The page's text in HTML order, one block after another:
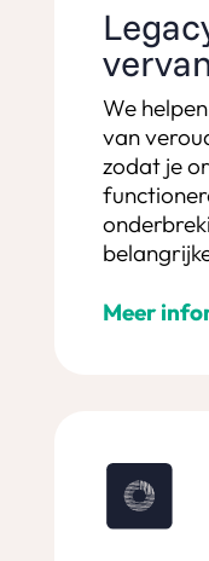
We
van
zodat je
Meer